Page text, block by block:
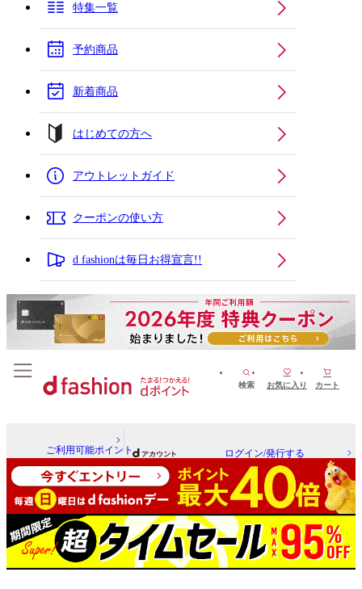
特集一覧
予約商品
新着商品
はじめての方へ
アウトレットガイド
クーポンの使い方
d fashionは毎日お得宣言!!
検索 お気に入り カート
ご利用可能ポイント ログイン/発行する